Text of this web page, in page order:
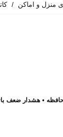
منزل و اماکن /
پردازنده قوی با قابلیت تشخیص حرارت بدن انسان • قابلیت نصب انواع